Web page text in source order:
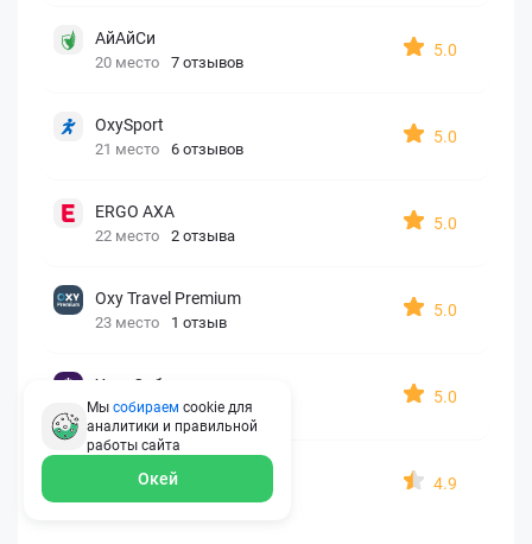
АйАйСи
20 место 7 отзывов
5.0
OxySport
21 место 6 отзывов
5.0
ERGO AXA
22 место 2 отзыва
5.0
Oxy Travel Premium
23 место 1 отзыв
5.0
УралСиб
24 место 1 отзыв
5.0
МАКС
4.9
Мы собираем cookie для
аналитики и правильной
работы сайта
Окей